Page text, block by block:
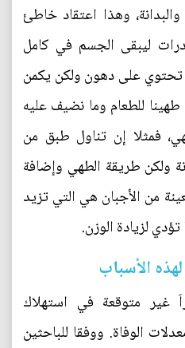
وهذا اعتقاد خاطئ
ليبقى الجسم في كامل
تحتوي على دهون ولكن يكمن
للطعام وما نضيف عليه
فمثلا إن تناول طبق من
ولكن طريقة الطهي وإضافة
من الأجبان هي التي تزيد
لزيادة الوزن.
الأسباب
غير متوقعة في استهلاك
الوفاة. ووفقا للباحثين